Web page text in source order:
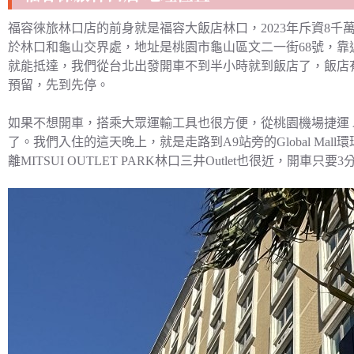
福容徠旅林口店的前身就是福容大飯店林口，2023年斥資8
於林口和龜山交界處，地址是桃園市龜山區文二一街68號，
就能抵達，我們從台北出發開車不到半小時就到飯店了，飯
預留，先到先停。
如果不想開車，搭乘大眾運輸工具也很方便，從桃園機場捷
了。我們入住的這天晚上，就是走路到A9站旁的Global Mall
離MITSUI OUTLET PARK林口三井Outlet也很近，開車只要